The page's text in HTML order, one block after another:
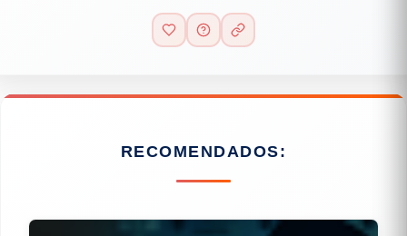
RECOMENDADOS: